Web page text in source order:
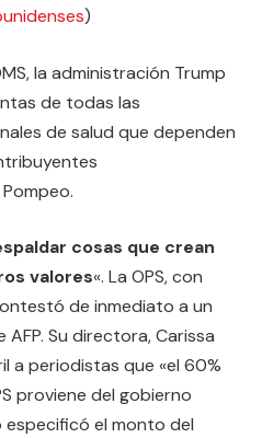
)
la administración Trump
de todas las
de salud que dependen
cosas que crean
valores«. La OPS, con
de inmediato a un
Su directora, Carissa
a periodistas que «el 60%
proviene del gobierno
el monto del